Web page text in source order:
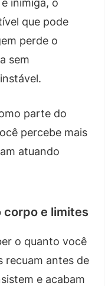
inimiga, o
que pode
perde o
sem
parte do
percebe mais
atuando
corpo e limites
o quanto você
recuam antes de
e acabam